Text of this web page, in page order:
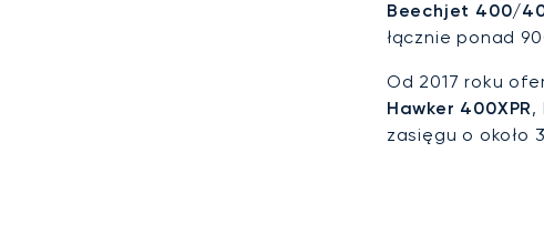
Beechjet 400/
łącznie ponad
Od 2017 roku
Hawker 400XPR,
zasięgu o około